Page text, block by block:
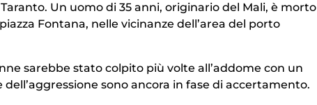
Un uomo di 35 anni, originario del Mali, è morto
Fontana, nelle vicinanze dell’area del porto
sarebbe stato colpito più volte all’addome con un
sono ancora in fase di accertamento.